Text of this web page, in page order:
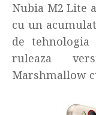
Nubia M2 Lite
cu un
de
ruleaza
Marshmallow